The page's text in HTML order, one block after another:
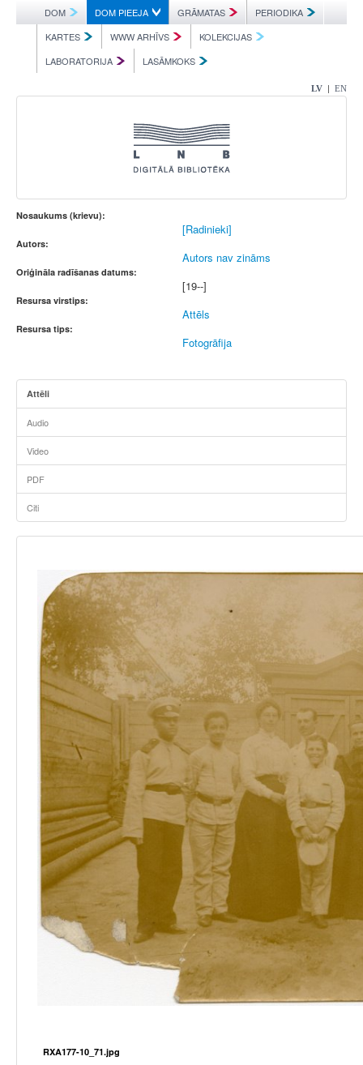
DOM DOM PIEEJA GRĀMATAS
PERIODIKA
KARTES
WWW ARHĪVS
KOLEKCIJAS
LABORATORIJA
LASĀMKOKS
LV | EN
Nosaukums (krievu):
[Radinieki]
Autors:
Autors nav zināms
Oriģināla radīšanas datums:
[19--]
Resursa virstips:
Attēls
Resursa tips:
Fotogrāfija
Attēli
Audio
Video
PDF
Citi
RXA177-10_71.jpg